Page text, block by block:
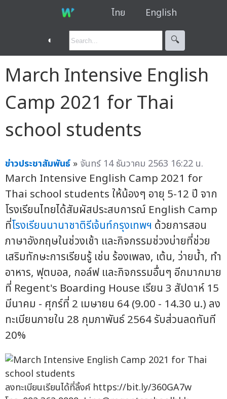
ไทย English
◐ 🔍︎
March Intensive English
Camp 2021 for Thai
school students
ข่าวประชาสัมพันธ์ » จันทร์ 14 ธันวาคม 2563 16:22 น.
March Intensive English Camp 2021 for
Thai school students ให้น้องๆ อายุ 5-12 ปี จาก
โรงเรียนไทยได้สัมผัสประสบการณ์ English Camp
ที่โรงเรียนนานาชาติรีเจ้นท์กรุงเทพฯ ด้วยการสอน
ภาษาอังกฤษในช่วงเช้า และกิจกรรมช่วงบ่ายที่ช่วย
เสริมทักษะการเรียนรู้ เช่น ร้องเพลง, เต้น, ว่ายน้ำ, ทำ
อาหาร, ฟุตบอล, กอล์ฟ และกิจกรรมอื่นๆ อีกมากมาย
ที่ Regent's Boarding House เรียน 3 สัปดาห์ 15
มีนาคม - ศุกร์ที่ 2 เมษายน 64 (9.00 - 14.30 น.) ลง
ทะเบียนภายใน 28 กุมภาพันธ์ 2564 รับส่วนลดทันที
20%
ลงทะเบียนเรียนได้ที่ลิ้งค์ https://bit.ly/360GA7w